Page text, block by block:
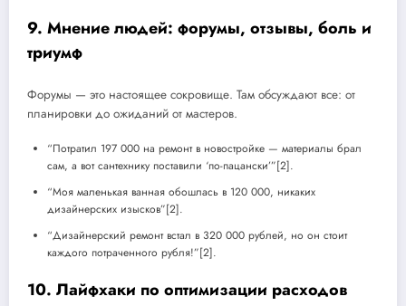
9. Мнение людей: форумы, отзывы, боль и
триумф
Форумы — это настоящее сокровище. Там обсуждают все: от
планировки до ожиданий от мастеров.
“Потратил 197 000 на ремонт в новостройке — материалы брал
сам, а вот сантехнику поставили ‘по-пацански’”[2].
“Моя маленькая ванная обошлась в 120 000, никаких
дизайнерских изысков”[2].
“Дизайнерский ремонт встал в 320 000 рублей, но он стоит
каждого потраченного рубля!”[2].
10. Лайфхаки по оптимизации расходов